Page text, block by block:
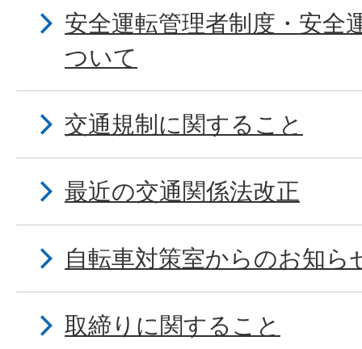
安全運転管理者制度・安全
ついて
交通規制に関すること
最近の交通関係法改正
自転車対策室からのお知ら
取締りに関すること